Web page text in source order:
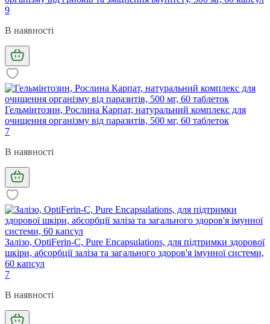
9
В наявності
Гельмінтозин, Рослина Карпат, натуральний комплекс для
очищення організму від паразитів, 500 мг, 60 таблеток
7
В наявності
Залізо, OptiFerin-C, Pure Encapsulations, для підтримки здорової
шкіри, абсорбції заліза та загального здоров'я імунної системи,
60 капсул
7
В наявності